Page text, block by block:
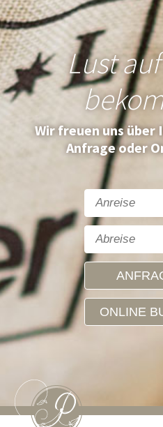
Lust
Wir freuen uns über
Anfrage oder
ONLINE